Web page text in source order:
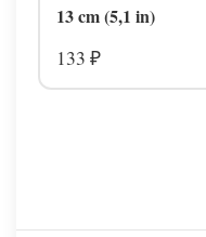
13 cm (5,1 in)
133 ₽